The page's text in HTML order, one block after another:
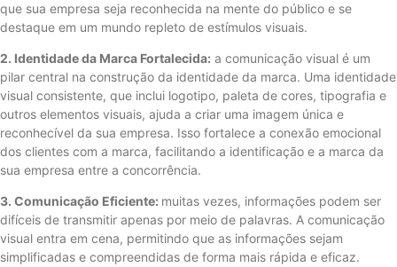
que sua empresa seja reconhecida na mente do público e se
destaque em um mundo repleto de estímulos visuais.
2. Identidade da Marca Fortalecida: a comunicação visual é um
pilar central na construção da identidade da marca. Uma identidade
visual consistente, que inclui logotipo, paleta de cores, tipografia e
outros elementos visuais, ajuda a criar uma imagem única e
reconhecível da sua empresa. Isso fortalece a conexão emocional
dos clientes com a marca, facilitando a identificação e a marca da
sua empresa entre a concorrência.
3. Comunicação Eficiente: muitas vezes, informações podem ser
difíceis de transmitir apenas por meio de palavras. A comunicação
visual entra em cena, permitindo que as informações sejam
simplificadas e compreendidas de forma mais rápida e eficaz.